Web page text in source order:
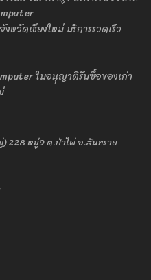
วัดเชียงใหม่ บริการรวดเร็ว
ใบอนุญาติรับซื้อของเก่า
228 หมู่9 ต.ป่าไผ่ อ.สันทราย